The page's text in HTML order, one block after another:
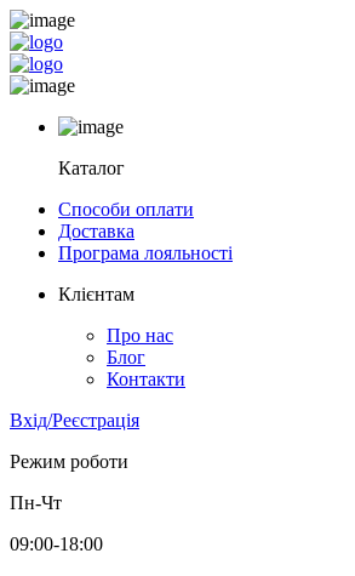
Каталог
Способи оплати
Доставка
Програма лояльності
Клієнтам
Про нас
Блог
Контакти
Вхід/Реєстрація
Режим роботи
Пн-Чт
09:00-18:00